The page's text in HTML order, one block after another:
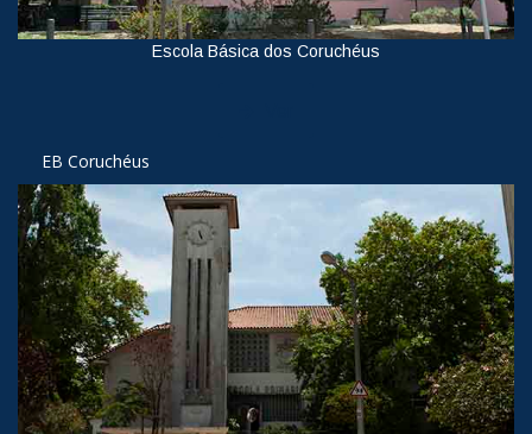
Escola Básica dos Coruchéus
EB Coruchéus